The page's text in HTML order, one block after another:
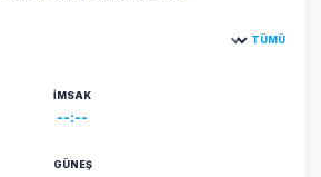
TÜMÜ
İMSAK
--:--
GÜNEŞ